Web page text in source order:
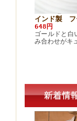
インド製 フ
648円
ゴールドと白
み合わせがキ